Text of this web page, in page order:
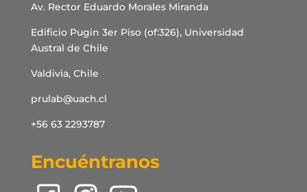
Av. Rector Eduardo Morales Miranda
Edificio Pugin 3er Piso (of:326), Universidad
Austral de Chile
Valdivia, Chile
prulab@uach.cl
+56 63 2293787
Encuéntranos